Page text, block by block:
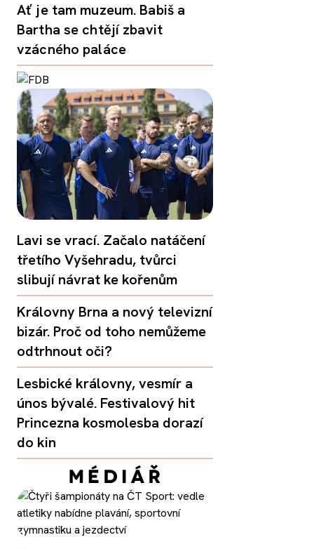
Ať je tam muzeum. Babiš a
Bartha se chtějí zbavit
vzácného paláce
Lavi se vrací. Začalo natáčení
třetího Vyšehradu, tvůrci
slibují návrat ke kořenům
Královny Brna a nový televizní
bizár. Proč od toho nemůžeme
odtrhnout oči?
Lesbické královny, vesmír a
únos bývalé. Festivalový hit
Princezna kosmolesba dorazí
do kin